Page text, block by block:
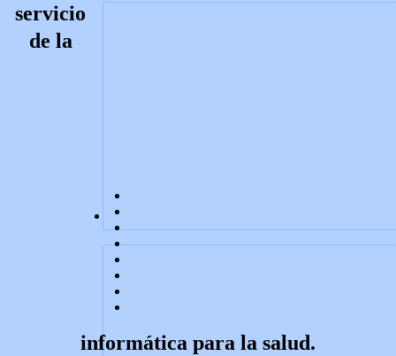
servicio
de la
informática para la salud.